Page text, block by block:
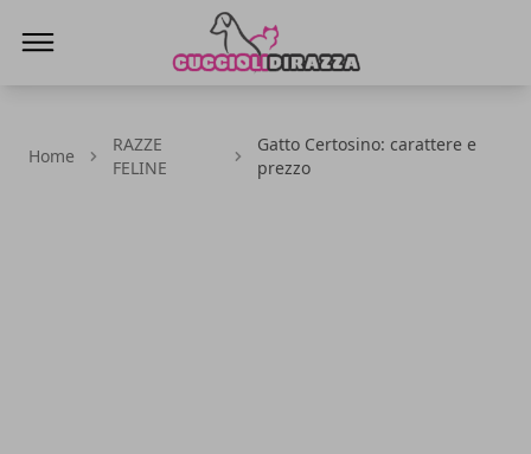
Home
RAZZE
FELINE
Gatto Certosino: carattere e
prezzo